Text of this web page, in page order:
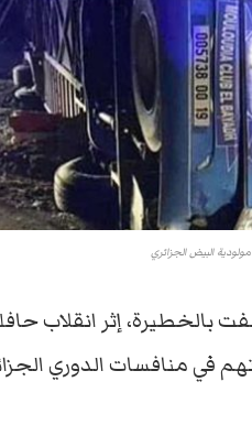
البيض الجزائري
بجراح وصفت بالخطيرة، إثر
في منافسات الدوري